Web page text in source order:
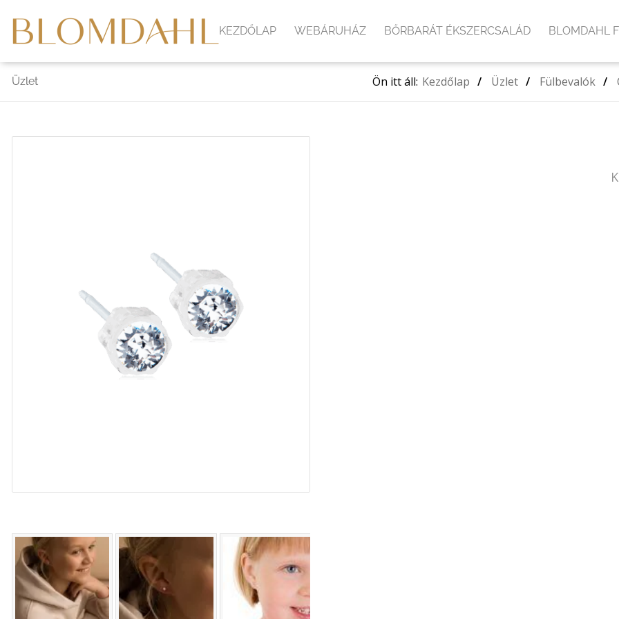
KEZDŐLAP WEBÁRUHÁZ BŐRBARÁT ÉKSZERCSALÁD BLOMDAHL
Üzlet Ön itt áll: Kezdőlap / Üzlet / Fülbevalók /